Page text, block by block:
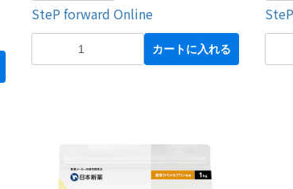
SteP forward Online
カートに入れる